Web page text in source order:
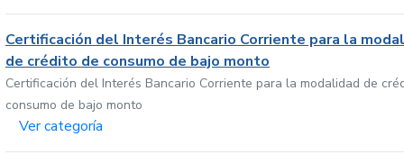
Certificación del Interés Bancario Corriente para la
de crédito de consumo de bajo monto
Certificación del Interés Bancario Corriente para la modalidad de
consumo de bajo monto
Ver categoría